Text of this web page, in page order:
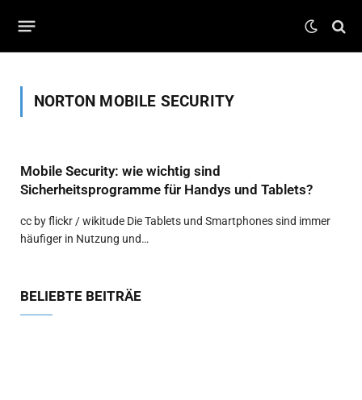
NORTON MOBILE SECURITY
Mobile Security: wie wichtig sind
Sicherheitsprogramme für Handys und Tablets?
cc by flickr / wikitude Die Tablets und Smartphones sind immer
häufiger in Nutzung und…
BELIEBTE BEITRÄE